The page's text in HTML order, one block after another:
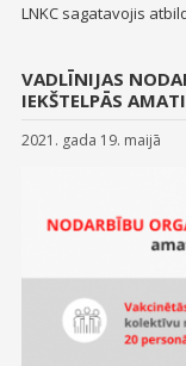
LNKC sagatavojis
VADLĪNIJAS
IEKŠTELPĀS
2021. gada 19. maijā